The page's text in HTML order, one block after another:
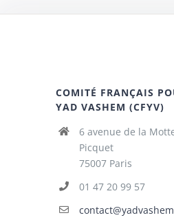
COMITÉ FRANÇAIS
YAD VASHEM (CFYV)
6 avenue de la
Picquet
75007 Paris
01 47 20 99 57